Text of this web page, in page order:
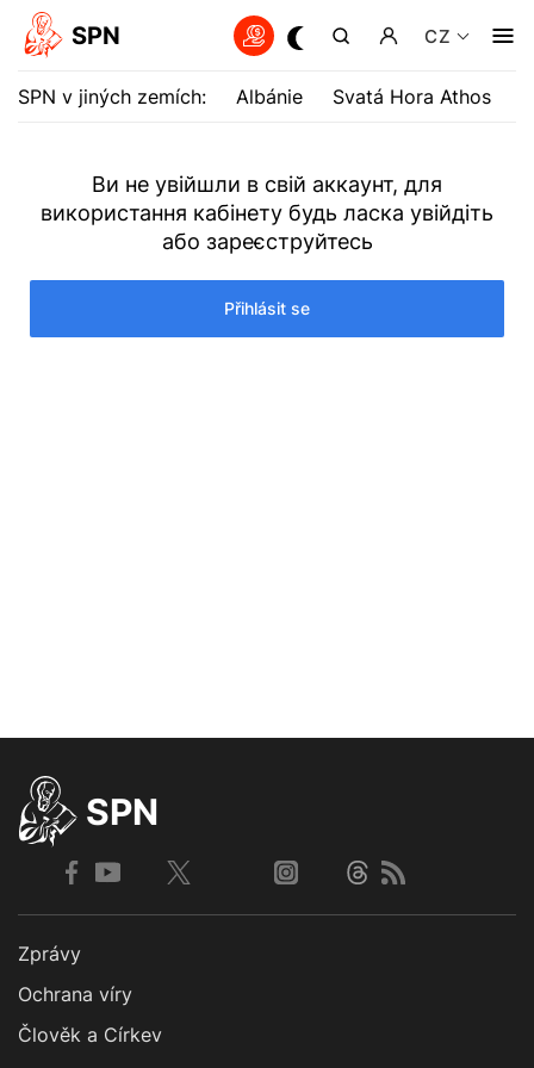
SPN CZ
SPN v jiných zemích: Albánie Svatá Hora Athos
Ви не увійшли в свій аккаунт, для
використання кабінету будь ласка увійдіть
або зареєструйтесь
Přihlásit se
SPN
Zprávy
Ochrana víry
Člověk a Církev